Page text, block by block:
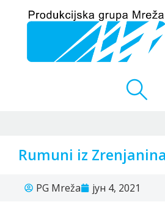
Rumuni iz Zrenjanina
PG Mreža јун 4, 2021